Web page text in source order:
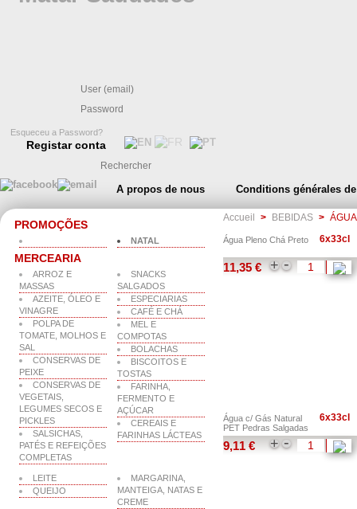
Esqueceu a Password?
Registar conta
A propos de nous Conditions générales
PROMOÇÕES
NATAL
MERCEARIA
ARROZ E
MASSAS
AZEITE, ÓLEO E
VINAGRE
POLPA DE
TOMATE, MOLHOS E
SAL
CONSERVAS DE
PEIXE
CONSERVAS DE
VEGETAIS,
LEGUMES SECOS E
PICKLES
SALSICHAS,
PATÉS E REFEIÇÕES
COMPLETAS
SNACKS
SALGADOS
ESPECIARIAS
CAFÉ E CHÁ
MEL E
COMPOTAS
BOLACHAS
BISCOITOS E
TOSTAS
FARINHA,
FERMENTO E
AÇÚCAR
CEREAIS E
FARINHAS LÁCTEAS
LEITE
QUEIJO
MARGARINA,
MANTEIGA, NATAS E
CREME
Accueil > BEBIDAS >
Água Pleno Chá Preto 6x33cl
11,35 € + -
Água c/ Gás Natural
PET Pedras Salgadas
6x33cl
9,11 € + -